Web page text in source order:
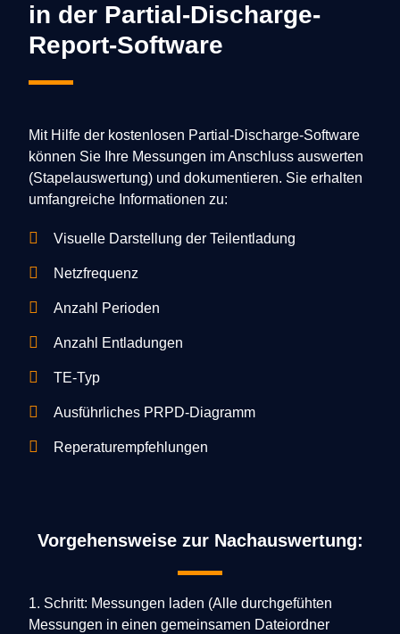
in der Partial-Discharge-
Report-Software
Mit Hilfe der kostenlosen Partial-Discharge-Software
können Sie Ihre Messungen im Anschluss auswerten
(Stapelauswertung) und dokumentieren. Sie erhalten
umfangreiche Informationen zu:
Visuelle Darstellung der Teilentladung
Netzfrequenz
Anzahl Perioden
Anzahl Entladungen
TE-Typ
Ausführliches PRPD-Diagramm
Reperaturempfehlungen
Vorgehensweise zur Nachauswertung:
1. Schritt: Messungen laden (Alle durchgefühten
Messungen in einen gemeinsamen Dateiordner